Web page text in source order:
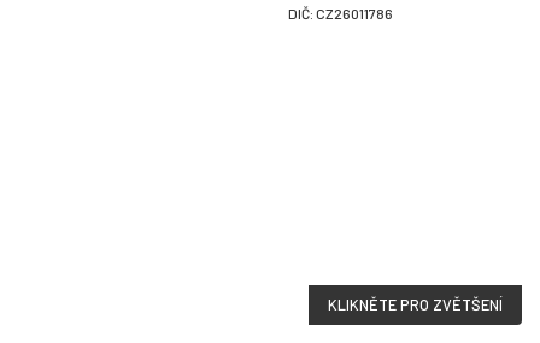
DIČ: CZ26011786
KLIKNĚTE PRO ZVĚTŠENÍ